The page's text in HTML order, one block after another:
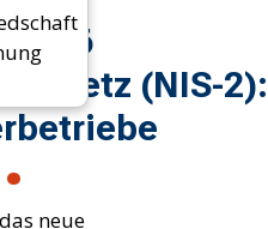
2026
(NIS-2):
neue